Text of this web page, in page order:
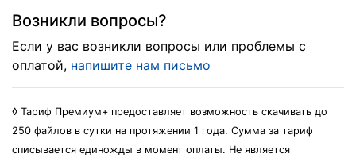
Возникли вопросы?
Если у вас возникли вопросы или проблемы с
оплатой, напишите нам письмо
◊ Тариф Премиум+ предоставляет возможность скачивать до
250 файлов в сутки на протяжении 1 года. Сумма за тариф
списывается единожды в момент оплаты. Не является